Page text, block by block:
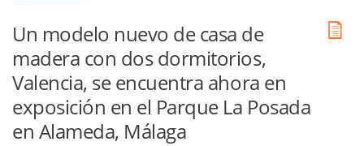
Un modelo nuevo de casa de
madera con dos dormitorios,
Valencia, se encuentra ahora en
exposición en el Parque La Posada
en Alameda, Málaga